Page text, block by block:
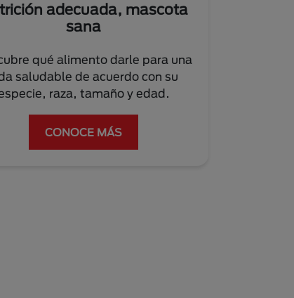
adecuada, mascota
sana
qué alimento darle para una
saludable de acuerdo con su
raza, tamaño y edad.
CONOCE MÁS